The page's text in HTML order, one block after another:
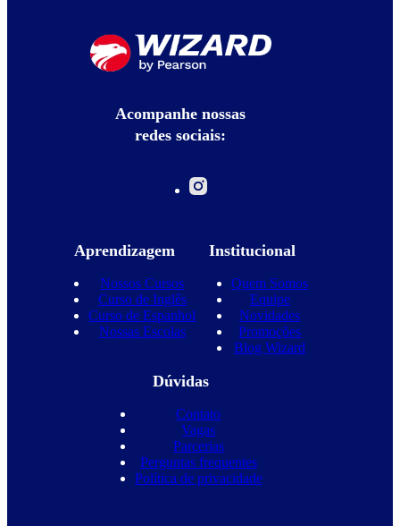
Acompanhe nossas
redes sociais:
Aprendizagem
Nossos Cursos
Curso de Inglês
Curso de Espanhol
Nossas Escolas
Institucional
Quem Somos
Equipe
Novidades
Promoções
Blog Wizard
Dúvidas
Contato
Vagas
Parcerias
Perguntas frequentes
Política de privacidade